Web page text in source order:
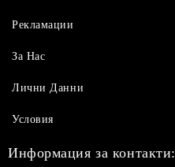
Рекламации
За Нас
Лични Данни
Условия
Информация за контакти: